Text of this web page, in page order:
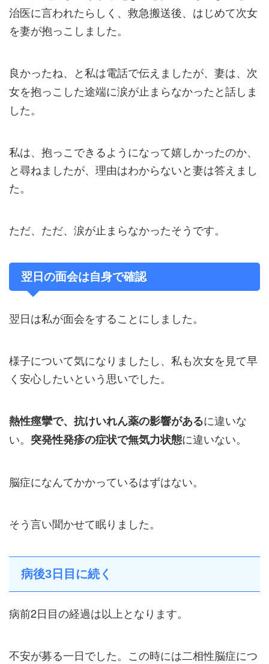
治医に言われたらしく、救急搬送後、はじめて次女
を妻が抱っこしました。
良かったね、と私は電話で伝えましたが、妻は、 次
女を抱っこした途端に涙が止まらなかったと話しま
した。
私は、抱っこできるようになって嬉しかったのか、
と尋ねましたが、理由はわからないと妻は答えまし
た。
ただ、ただ、涙が止まらなかったそうです。
翌日の面会は自身で確認
翌日は私が面会をすることにしました。
様子について気になりましたし、私も次女を見て早
く安心したいという思いでした。
熱性痙攣で、抗けいれん薬の影響があるに違いな
い。 突発性発疹の症状で無気力状態に違いない。
脳症になんてかかっているはずはない。
そう言い聞かせて眠りました。
病後3日目に続く
病前2日目の経過は以上となります。
不安が募る一日でした。この時には二相性脳症につ